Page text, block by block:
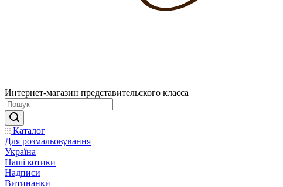
Интернет-магазин представительского класса
Каталог
Для розмальовування
Україна
Наші котики
Надписи
Витинанки